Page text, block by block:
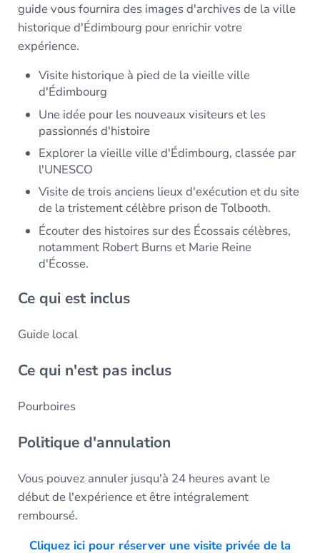
guide vous fournira des images d'archives de la ville
historique d'Édimbourg pour enrichir votre
expérience.
Visite historique à pied de la vieille ville
d'Édimbourg
Une idée pour les nouveaux visiteurs et les
passionnés d'histoire
Explorer la vieille ville d'Édimbourg, classée par
l'UNESCO
Visite de trois anciens lieux d'exécution et du site
de la tristement célèbre prison de Tolbooth.
Écouter des histoires sur des Écossais célèbres,
notamment Robert Burns et Marie Reine
d'Écosse.
Ce qui est inclus
Guide local
Ce qui n'est pas inclus
Pourboires
Politique d'annulation
Vous pouvez annuler jusqu'à 24 heures avant le
début de l'expérience et être intégralement
remboursé.
Cliquez ici pour réserver une visite privée de la